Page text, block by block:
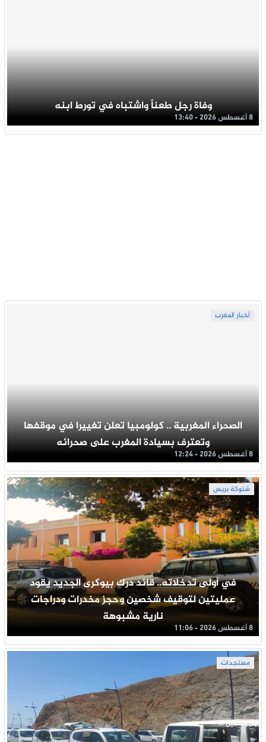
وفاة رجل طعناً واشتباه في تورط ابنه
8 أغسطس 2026 - 13:40
أخبار المغرب
الصحراء المغربية .. كولومبيا تعلن تغييرا في موقفها
وتعترف بسيادة المغرب على صحرائه
8 أغسطس 2026 - 12:24
شتوكة بريس
في أولى تدخلاته.. قائد درك بيوكرى الجديد يقود
عمليتين لتوقيف شخصين وحجز مخدرات ودراجات
نارية مشبوهة
8 أغسطس 2026 - 11:06
مستجدات
جار التحميل ...